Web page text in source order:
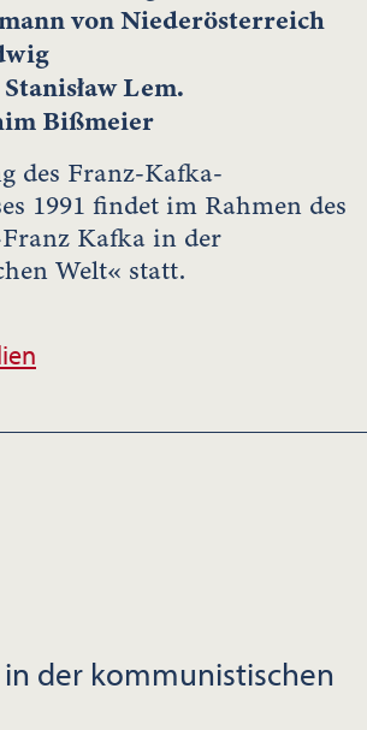
von Niederösterreich
Stanisław Lem.
Bißmeier
des Franz-Kafka-
1991 findet im Rahmen des
Kafka in der
Welt« statt.
in der kommunistischen